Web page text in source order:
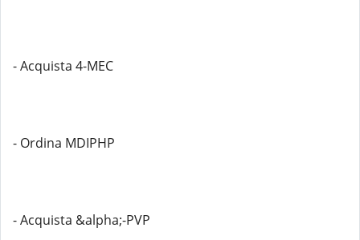
- Acquista 4-MEC
- Ordina MDIPHP
- Acquista &alpha;-PVP